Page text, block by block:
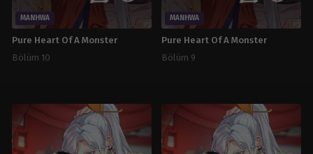
MANHWA
Pure Heart Of A Monster
Bölüm 10
MANHWA
Pure Heart Of A Monster
Bölüm 9